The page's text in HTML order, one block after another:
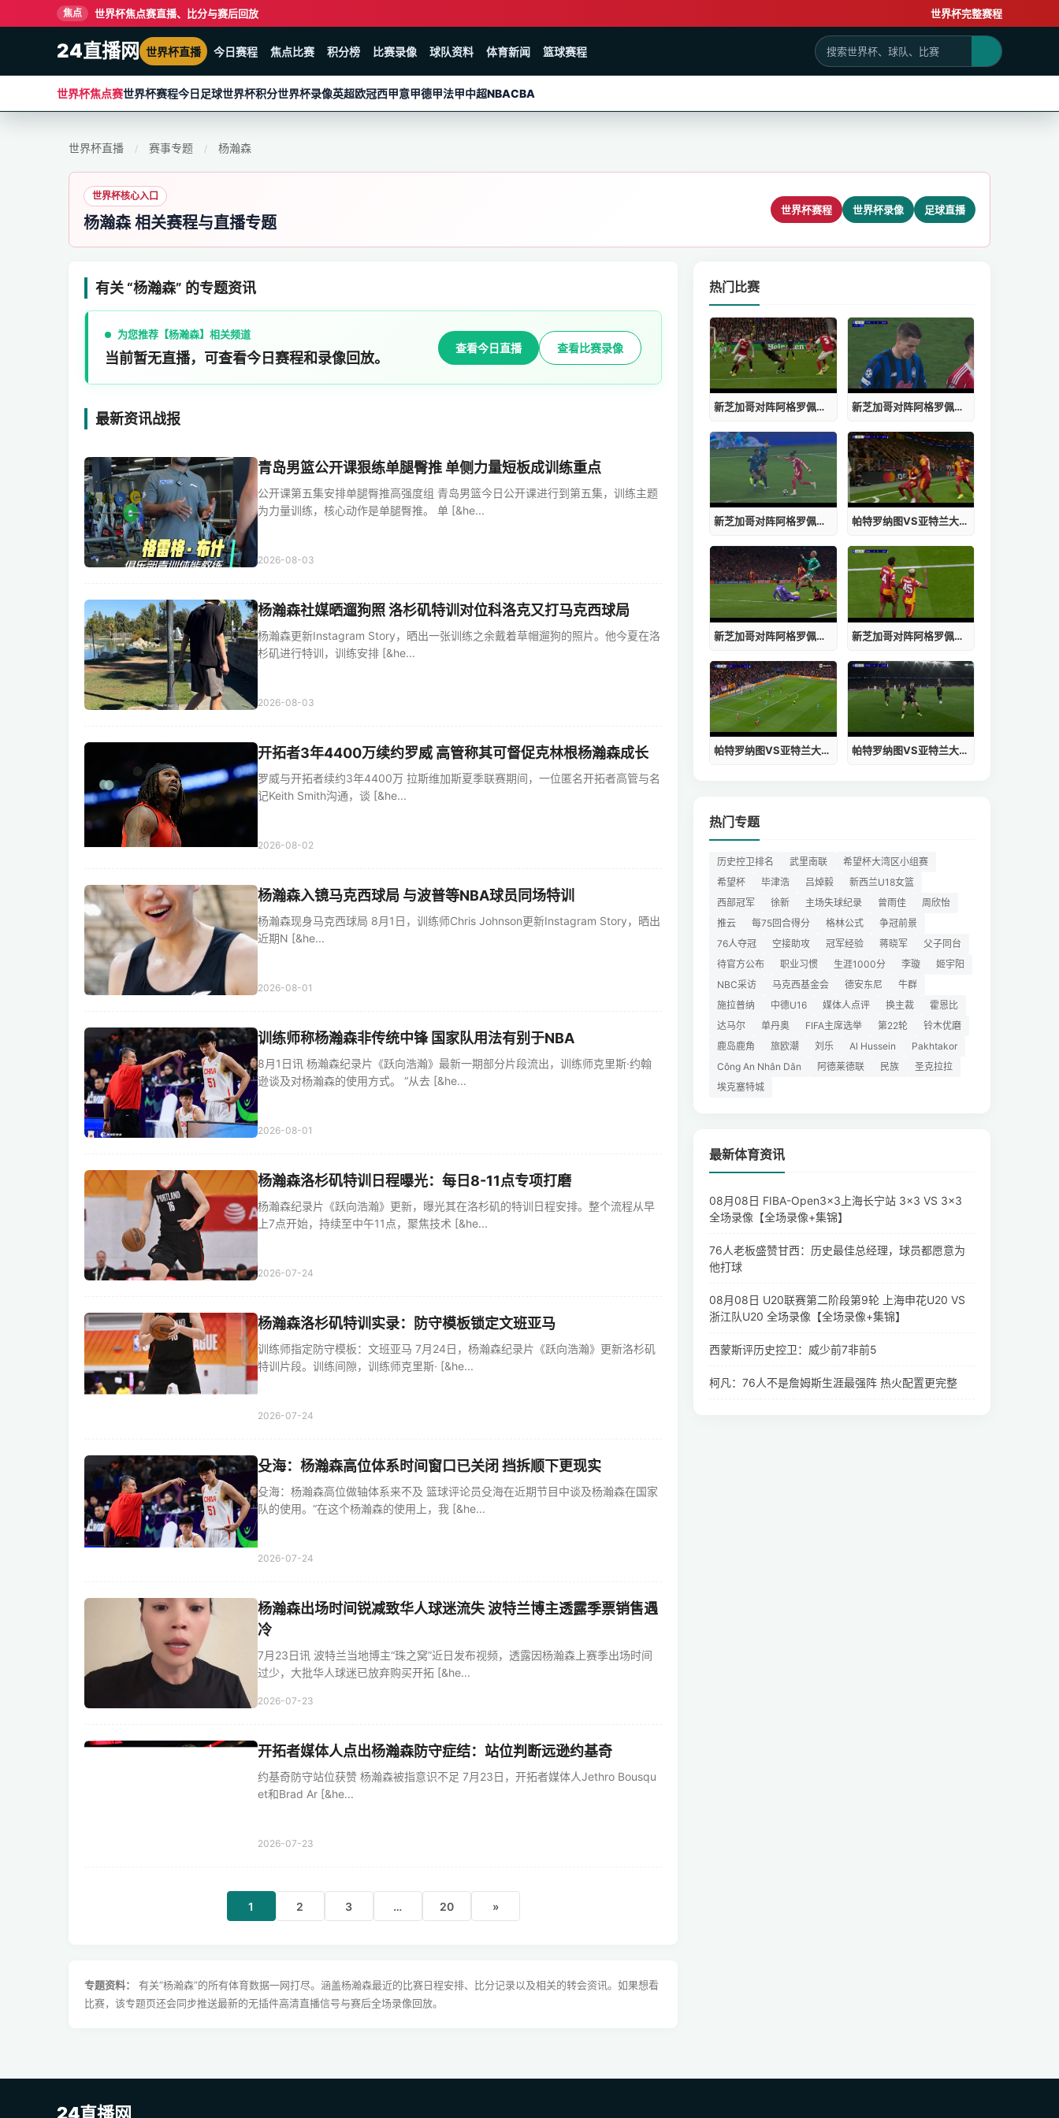
焦点 世界杯焦点赛直播、比分与赛后回放 世界杯完整赛程
24直播网 世界杯直播 今日赛程 焦点比赛 积分榜 比赛录像 球队资料 体育新闻 篮球赛程
世界杯焦点赛世界杯赛程今日足球世界杯积分世界杯录像英超欧冠西甲意甲德甲法甲中超NBACBA
世界杯直播 / 赛事专题 / 杨瀚森
世界杯核心入口
杨瀚森 相关赛程与直播专题
世界杯赛程 世界杯录像 足球直播
有关 “杨瀚森” 的专题资讯
为您推荐【杨瀚森】相关频道
当前暂无直播，可查看今日赛程和录像回放。
查看今日直播 查看比赛录像
最新资讯战报
青岛男篮公开课狠练单腿臀推 单侧力量短板成训练重点
公开课第五集安排单腿臀推高强度组 青岛男篮今日公开课进行到第五集，训练主题
为力量训练，核心动作是单腿臀推。 单 [&he...
2026-08-03
杨瀚森社媒晒遛狗照 洛杉矶特训对位科洛克又打马克西球局
杨瀚森更新Instagram Story，晒出一张训练之余戴着草帽遛狗的照片。他今夏在洛
杉矶进行特训，训练安排 [&he...
2026-08-03
开拓者3年4400万续约罗威 高管称其可督促克林根杨瀚森成长
罗威与开拓者续约3年4400万 拉斯维加斯夏季联赛期间，一位匿名开拓者高管与名
记Keith Smith沟通，谈 [&he...
2026-08-02
杨瀚森入镜马克西球局 与波普等NBA球员同场特训
杨瀚森现身马克西球局 8月1日，训练师Chris Johnson更新Instagram Story，晒出
近期N [&he...
2026-08-01
训练师称杨瀚森非传统中锋 国家队用法有别于NBA
8月1日讯 杨瀚森纪录片《跃向浩瀚》最新一期部分片段流出，训练师克里斯·约翰
逊谈及对杨瀚森的使用方式。 “从去 [&he...
2026-08-01
杨瀚森洛杉矶特训日程曝光：每日8-11点专项打磨
杨瀚森纪录片《跃向浩瀚》更新，曝光其在洛杉矶的特训日程安排。整个流程从早
上7点开始，持续至中午11点，聚焦技术 [&he...
2026-07-24
杨瀚森洛杉矶特训实录：防守模板锁定文班亚马
训练师指定防守模板：文班亚马 7月24日，杨瀚森纪录片《跃向浩瀚》更新洛杉矶
特训片段。训练间隙，训练师克里斯· [&he...
2026-07-24
殳海：杨瀚森高位体系时间窗口已关闭 挡拆顺下更现实
殳海：杨瀚森高位做轴体系来不及 篮球评论员殳海在近期节目中谈及杨瀚森在国家
队的使用。“在这个杨瀚森的使用上，我 [&he...
2026-07-24
杨瀚森出场时间锐减致华人球迷流失 波特兰博主透露季票销售遇
冷
7月23日讯 波特兰当地博主“珠之窝”近日发布视频，透露因杨瀚森上赛季出场时间
过少，大批华人球迷已放弃购买开拓 [&he...
2026-07-23
开拓者媒体人点出杨瀚森防守症结：站位判断远逊约基奇
约基奇防守站位获赞 杨瀚森被指意识不足 7月23日，开拓者媒体人Jethro Bousqu
et和Brad Ar [&he...
2026-07-23
1 2 3 … 20 »
专题资料：
有关“杨瀚森”的所有体育数据一网打尽。涵盖杨瀚森最近的比赛日程安排、比分记录以及相关的转会资讯。如果想看
比赛，该专题页还会同步推送最新的无插件高清直播信号与赛后全场录像回放。
热门比赛
新芝加哥对阵阿格罗佩夸里奥回放 新芝加哥对阵阿格罗佩夸里奥在线观看免费
新芝加哥对阵阿格罗佩夸里奥入口 帕特罗纳图VS亚特兰大入口
新芝加哥对阵阿格罗佩夸里奥赛程 新芝加哥对阵阿格罗佩夸里奥高清直播
帕特罗纳图VS亚特兰大哪里看 帕特罗纳图VS亚特兰大直播
热门专题
历史控卫排名 武里南联
希望杯大湾区小组赛
希望杯
毕津浩 吕焯毅
新西兰U18女篮
西部冠军
徐新 主场失球纪录 曾雨佳
周欣怡
推云
每75回合得分 格林公式
争冠前景
76人夺冠
空接助攻 冠军经验 蒋晓军
父子同台
待官方公布
职业习惯 生涯1000分 李璇
姬宇阳
NBC采访
马克西基金会 德安东尼
牛群
施拉普纳
中德U16 媒体人点评 换主裁
霍恩比
达马尔
单丹奥 FIFA主席选举 第22轮
铃木优磨
鹿岛鹿角
旅欧潮 刘乐 Al Hussein
Pakhtakor
Công An Nhân Dân
阿德莱德联 民族
圣克拉拉
埃克塞特城
最新体育资讯
08月08日 FIBA-Open3x3上海长宁站 3×3 VS 3×3
全场录像【全场录像+集锦】
76人老板盛赞甘西：历史最佳总经理，球员都愿意为
他打球
08月08日 U20联赛第二阶段第9轮 上海申花U20 VS
浙江队U20 全场录像【全场录像+集锦】
西蒙斯评历史控卫：威少前7非前5
柯凡：76人不是詹姆斯生涯最强阵 热火配置更完整
24直播网